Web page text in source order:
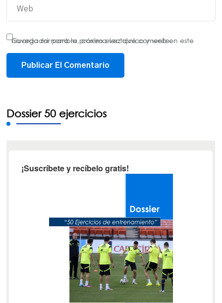
Guarda mi nombre, correo electrónico y web en este navegador para la próxima vez que comente.
Dossier 50 ejercicios